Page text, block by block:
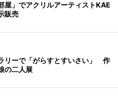
屋」でアクリルアーティストKAE
販売
リーで「がらすとすいさい」 作
の二人展